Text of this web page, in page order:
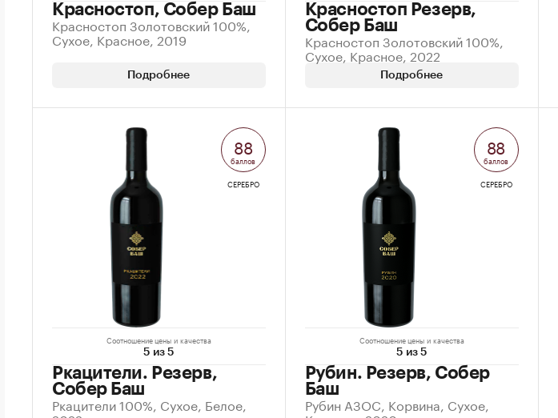
Красностоп, Собер Баш
Красностоп Золотовский 100%,
Сухое, Красное, 2019
Подробнее
Красностоп Резерв,
Собер Баш
Красностоп Золотовский 100%,
Сухое, Красное, 2022
Подробнее
Соотношение цены и качества
5 из 5
Ркацители. Резерв,
Собер Баш
Ркацители 100%, Сухое, Белое,
88
баллов
СЕРЕБРО
Соотношение цены и качества
5 из 5
Рубин. Резерв, Собер
Баш
Рубин АЗОС, Корвина, Сухое,
88
баллов
СЕРЕБРО